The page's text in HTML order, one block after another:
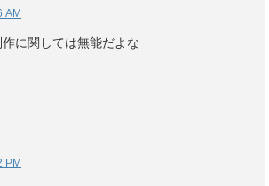
AM
に関しては無能だよな
PM